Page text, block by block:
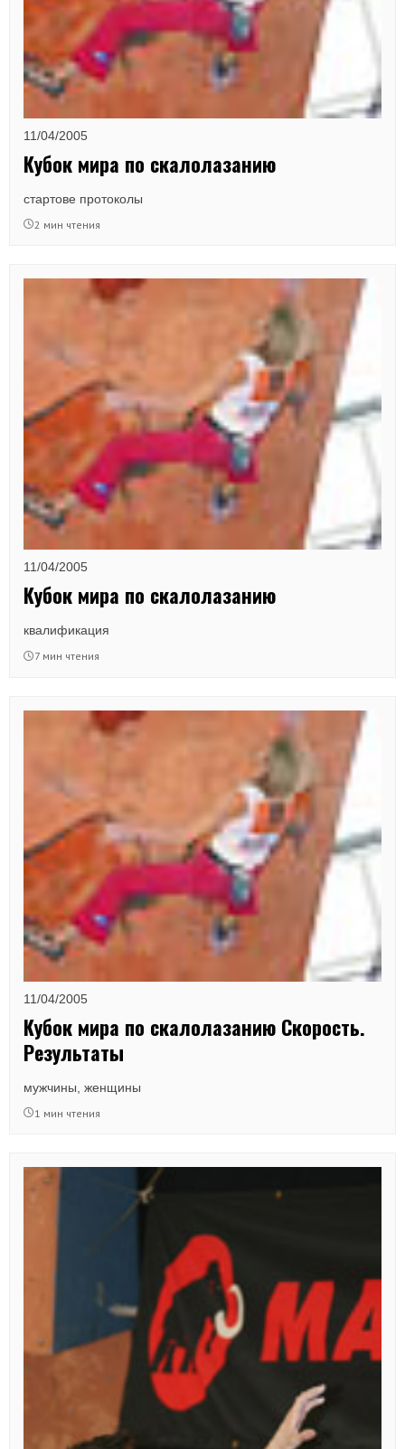
11/04/2005
Кубок мира по скалолазанию
стартове протоколы
2 мин чтения
11/04/2005
Кубок мира по скалолазанию
квалификация
7 мин чтения
11/04/2005
Кубок мира по скалолазанию Скорость.
Результаты
мужчины, женщины
1 мин чтения